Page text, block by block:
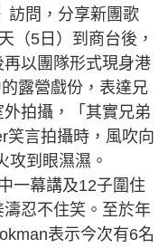
訪問，分享新團歌
（5日）到商台後，
以團隊形式現身港
露營戲份，表達兄
拍攝，「其實兄弟
笑言拍攝時，風吹向
攻到眼濕濕。
一幕講及12子圍住
忍不住笑。至於年
表示今次有6名